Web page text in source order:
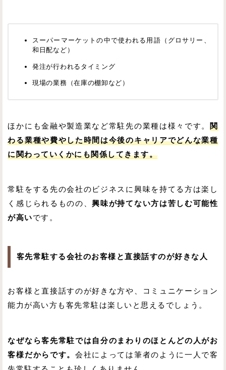
スーパーマーケットの中で使われる用語（グロサリー、
和日配など）
発注が行われるタイミング
現場の業務（在庫の棚卸など）
ほかにも金融や製造業など常駐先の業種は様々です。関
わる業種や費やした時間は今後のキャリアでどんな業種
に関わっていくかにも関係してきます。
常駐をする先の会社のビジネスに興味を持てる方は楽し
く感じられるものの、興味が持てない方は苦しむ可能性
が高いです。
客先常駐する会社のお客様と直接話すのが好きな人
お客様と直接話すのが好きな方や、コミュニケーション
能力が高い方も客先常駐は楽しいと思えるでしょう。
なぜなら客先常駐では自分のまわりのほとんどの人がお
客様だからです。 会社によっては筆者のように一人で客